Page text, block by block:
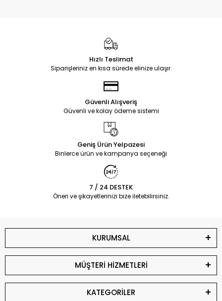
Hızlı Teslimat
Siparişleriniz en kısa sürede elinize ulaşır.
Güvenli Alışveriş
Güvenli ve kolay ödeme sistemi
Geniş Ürün Yelpazesi
Binlerce ürün ve kampanya seçeneği
7 / 24 DESTEK
Öneri ve şikayetlerinizi bize iletebilirsiniz.
KURUMSAL
MÜŞTERİ HİZMETLERİ
KATEGORİLER